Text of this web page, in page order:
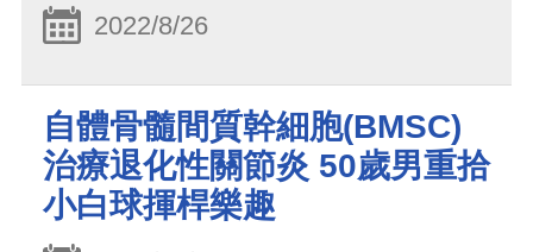
2022/8/26
自體骨髓間質幹細胞(BMSC)
治療退化性關節炎 50歲男重拾
小白球揮桿樂趣